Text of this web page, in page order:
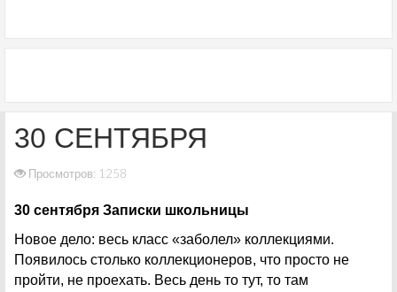
30 СЕНТЯБРЯ
Просмотров: 1258
30 сентября Записки школьницы
Новое дело: весь класс «заболел» коллекциями.
Появилось столько коллекционеров, что просто не
пройти, не проехать. Весь день то тут, то там